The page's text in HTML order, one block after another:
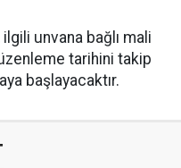
unvana bağlı mali
tarihini takip
başlayacaktır.